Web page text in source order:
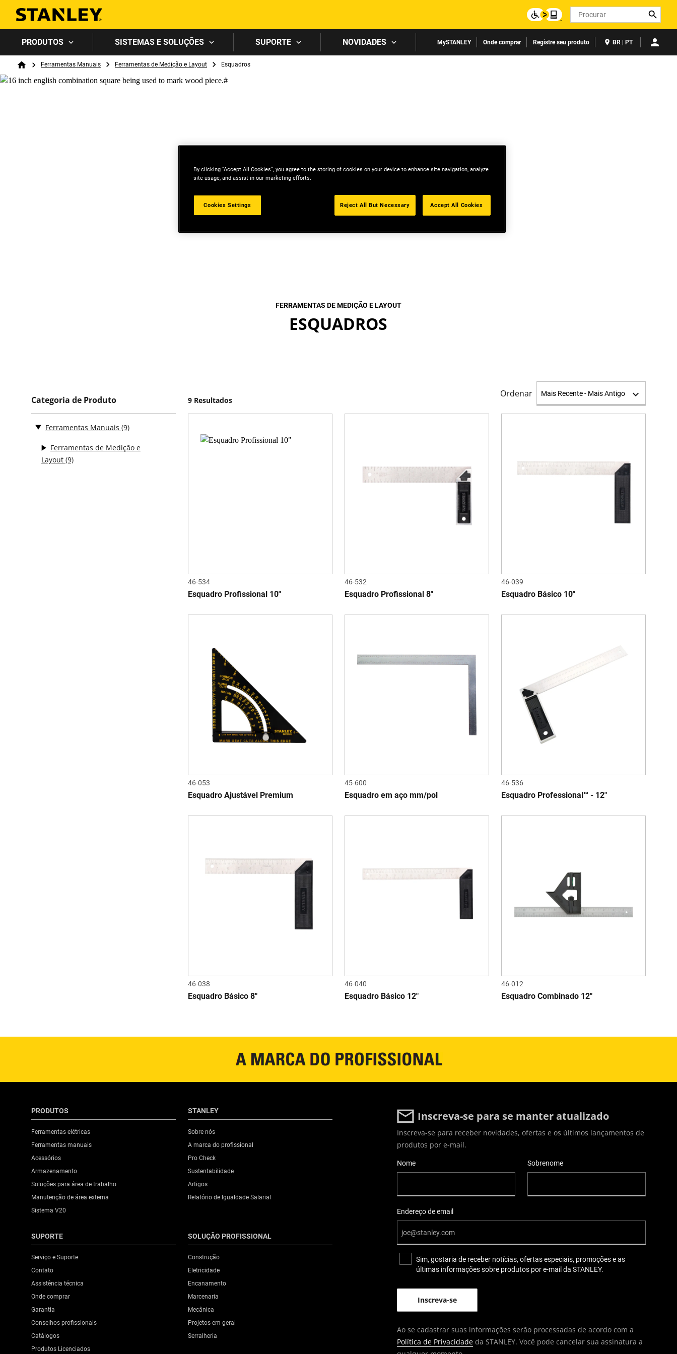
Search
PRODUTOS SISTEMAS E SOLUÇÕES SUPORTE NOVIDADES MySTANLEY Onde comprar Registre seu produto BR | PT
Breadcrumb
HomeFerramentas Manuais Ferramentas de Medição e Layout Esquadros
FERRAMENTAS DE MEDIÇÃO E LAYOUT
ESQUADROS
Categoria de Produto
Ferramentas Manuais (9)
Ferramentas de Medição e
Layout (9)
9 Resultados
Ordenar
46-534
Esquadro Profissional 10"
46-532
Esquadro Profissional 8"
46-039
Esquadro Básico 10"
46-053
Esquadro Ajustável Premium
45-600
Esquadro em aço mm/pol
46-536
Esquadro Professional™ - 12"
46-038
Esquadro Básico 8"
46-040
Esquadro Básico 12"
46-012
Esquadro Combinado 12"
PRODUTOS
Ferramentas elétricas
Ferramentas manuais
Acessórios
Armazenamento
Soluções para área de trabalho
Manutenção de área externa
Sistema V20
STANLEY
Sobre nós
A marca do profissional
Pro Check
Sustentabilidade
Artigos
Relatório de Igualdade Salarial
SUPORTE
Serviço e Suporte
Contato
Assistência técnica
Onde comprar
Garantia
Conselhos profissionais
Catálogos
Produtos Licenciados
SOLUÇÃO PROFISSIONAL
Construção
Eletricidade
Encanamento
Marcenaria
Mecânica
Projetos em geral
Serralheria
Inscreva-se para se manter atualizado
Inscreva-se para receber novidades, ofertas e os últimos lançamentos de
produtos por e-mail.
User Details
Nome Sobrenome
Endereço de email
Sim, gostaria de receber notícias, ofertas especiais, promoções e as
últimas informações sobre produtos por e-mail da STANLEY.
Ao se cadastrar suas informações serão processadas de acordo com a
Política de Privacidadeda STANLEY. Você pode cancelar sua assinatura a
By clicking “Accept All Cookies”, you agree to the storing of cookies on your device to enhance site navigation, analyze
site usage, and assist in our marketing efforts.
Cookies Settings Reject All But Necessary Accept All Cookies